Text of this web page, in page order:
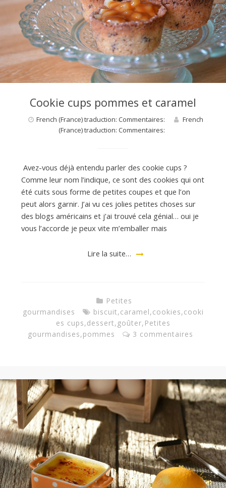
d
e
Cookie cups pommes et caramel
French (France) traduction: Commentaires:
French
(France) traduction: Commentaires:
Avez-vous déjà entendu parler des cookie cups ?
Comme leur nom l’indique, ce sont des cookies qui ont
été cuits sous forme de petites coupes et que l’on
peut alors garnir. J’ai vu ces jolies petites choses sur
des blogs américains et j’ai trouvé cela génial… oui je
vous l’accorde je peux vite m’emballer mais
Lire la suite…
Petites
gourmandises
biscuit,caramel,cookies,cooki
es cups,dessert, goûter, Petites
gourmandises,pommes 3 commentaires